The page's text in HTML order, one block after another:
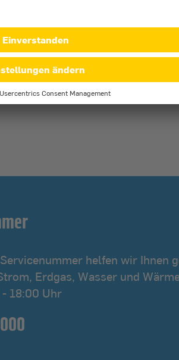
helfen wir Ihnen
Erdgas, Wasser und
18:00 Uhr